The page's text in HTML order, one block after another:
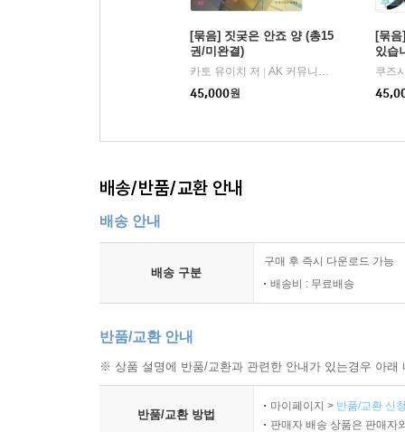
[묶음] 짓궂은 안죠 양 (총15
권/미완결)
카토 유이치 저 | AK 커뮤니케이션즈
45,000원
[묶음
있습
쿠즈
배송/반품/교환 안내
배송 안내
배송 구분
구매 후 즉시 다운로드 가능
배송비 : 무료배송
반품/교환 안내
※ 상품 설명에 반품/교환과 관련한 안내가 있는경우 아
반품/교환 방법
마이페이지 > 반품/교환 신
판매자 배송 상품은 판매자